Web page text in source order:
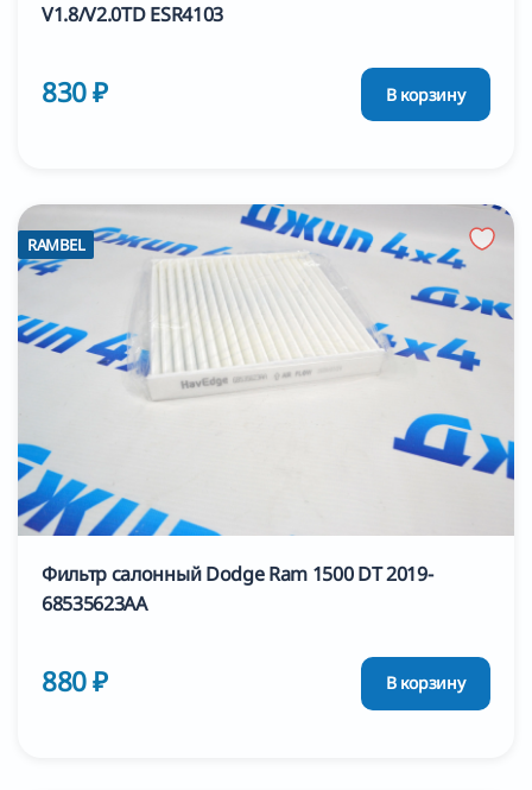
V1.8/V2.0TD ESR4103
830 ₽ В корзину
RAMBEL
Фильтр салонный Dodge Ram 1500 DT 2019-
68535623AA
880 ₽ В корзину